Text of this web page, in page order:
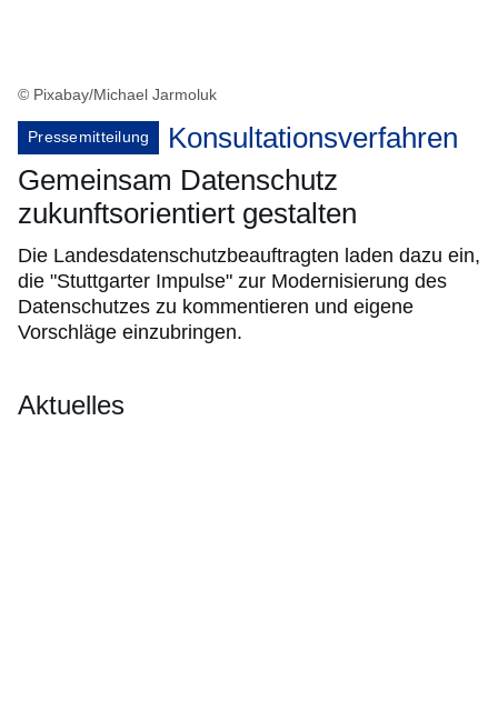
© Pixabay/Michael Jarmoluk
Pressemitteilung
Konsultationsverfahren
Gemeinsam Datenschutz
zukunftsorientiert gestalten
Die Landesdatenschutzbeauftragten laden dazu ein,
die "Stuttgarter Impulse" zur Modernisierung des
Datenschutzes zu kommentieren und eigene
Vorschläge einzubringen.
Aktuelles